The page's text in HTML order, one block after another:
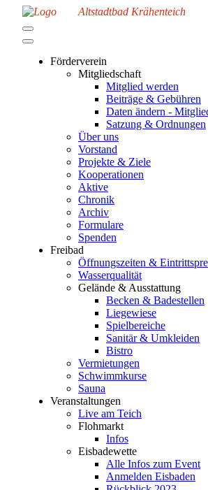
Altstadtbad Krähenteich
Förderverein
Mitgliedschaft
Mitglied werden
Beiträge & Gebühren
Daten ändern -
Satzung & Ordnungen
Über uns
Vorstand
Projekte & Ziele
Kooperationen
Aktive
Chronik
Archiv
Formulare
Spenden
Freibad
Öffnungszeiten &
Wasserqualität
Gelände & Ausstattung
Becken & Badestellen
Liegewiese
Spielbereiche
Sanitär & Umkleiden
Bistro
Vermietungen
Schwimmkurse
Sauna
Veranstaltungen
Live am Teich
Flohmarkt
Infos
Eisbadewette
Alle Infos zum Event
Anmelden Eisbaden